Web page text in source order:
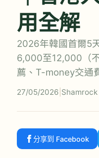
用全解
2026年韓國首爾5
6,000至12,000（
薦、T-money交通
27/05/2026 Shamrock
分享到 Facebook